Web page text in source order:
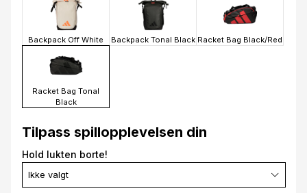
Backpack Off White Backpack Tonal Black Racket Bag Black/Red
Racket Bag Tonal
Black
Tilpass spillopplevelsen din
Hold lukten borte!
Ikke valgt